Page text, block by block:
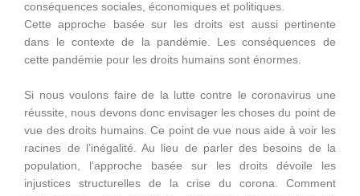
conséquences sociales, économiques et politiques.
Cette approche basée sur les droits est aussi pertinente
dans le contexte de la pandémie. Les conséquences de
cette pandémie pour les droits humains sont énormes.
Si nous voulons faire de la lutte contre le coronavirus une
réussite, nous devons donc envisager les choses du point de
vue des droits humains. Ce point de vue nous aide à voir les
racines de l’inégalité. Au lieu de parler des besoins de la
population, l’approche basée sur les droits dévoile les
injustices structurelles de la crise du corona. Comment